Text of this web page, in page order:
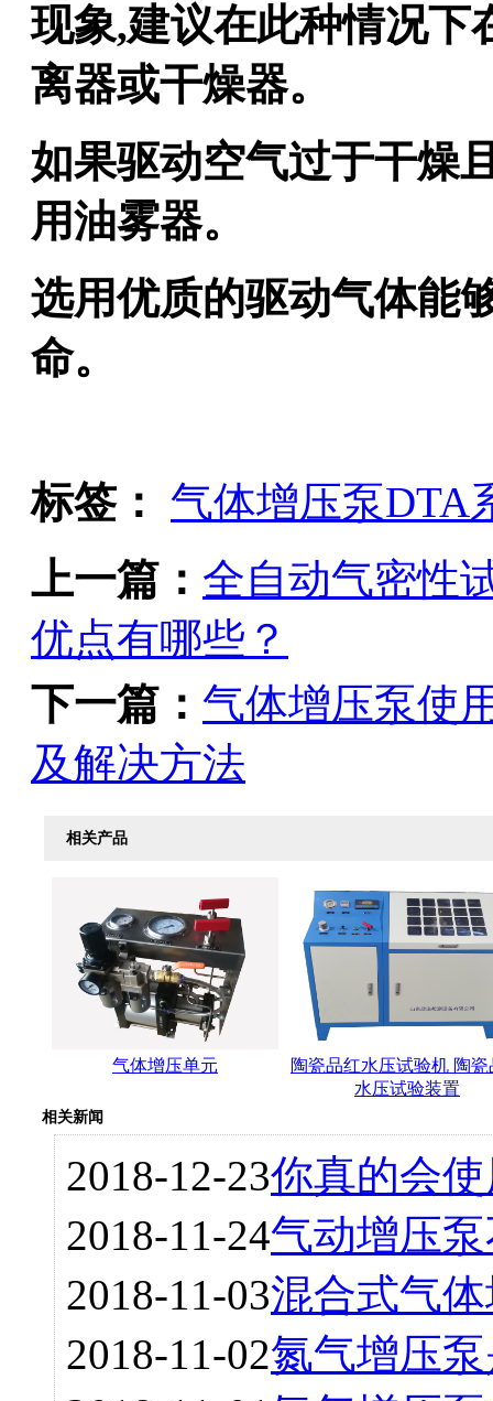
现象,建议在此种情况下
离器或干燥器。
如果驱动空气过于干燥
用油雾器。
选用优质的驱动气体能
命。
标签： 气体增压泵DTA
上一篇： 全自动气密性
优点有哪些？
下一篇： 气体增压泵使
及解决方法
相关产品
气体增压单元
陶瓷品红水压试验机 陶瓷
水压试验装置
相关新闻
2018-12-23你真的会
2018-11-24气动增压
2018-11-03混合式气
2018-11-02氮气增压